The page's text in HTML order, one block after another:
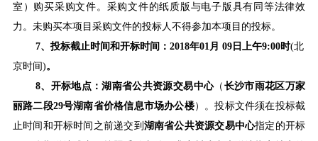
室） 购买采购文件 。 采购文件的纸质版与电子版具有同等法律效
力。 未购买本项目采购文件的投标人不得参加本项目的投标。
7、投标截止时间和开标时间： 2018年01月 09日上午9:00时(北
京时间)。
8、开标地点：湖南省公共资源交易中心（ 长沙市雨花区万家
丽路二段29号湖南省价格信息市场办公楼）。投标文件须在投标截
止时间和开标时间之前递交到 湖南省公共资源交易中心指定的开标